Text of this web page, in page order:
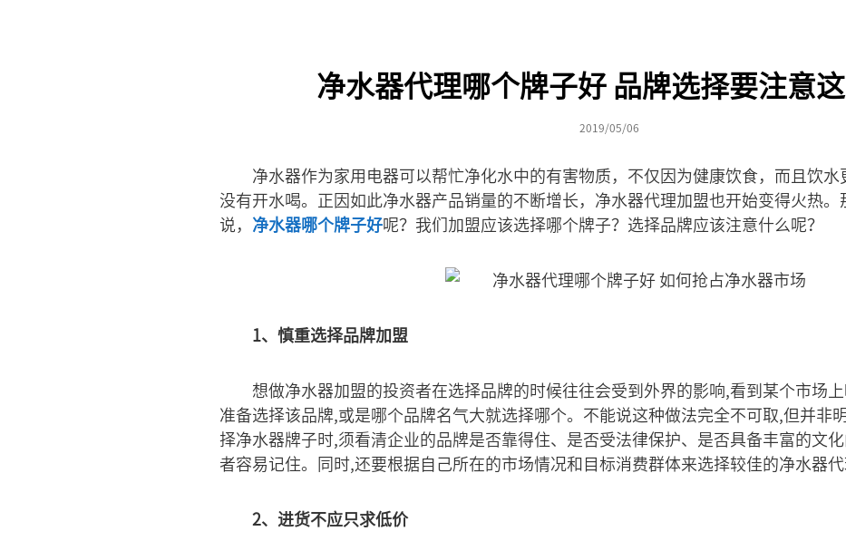
净水器代理哪个牌子好 品牌选择要注意
2019/05/06
净水器作为家用电器可以帮忙净化水中的有害物质，不仅因为健康饮食，而且饮
没有开水喝。正因如此净水器产品销量的不断增长，净水器代理加盟也开始变得火热
说， 净水器哪个牌子好呢？我们加盟应该选择哪个牌子？选择品牌应该注意什么呢？
1、慎重选择品牌加盟
想做净水器加盟的投资者在选择品牌的时候往往会受到外界的影响,看到某个市场
准备选择该品牌,或是哪个品牌名气大就选择哪个。不能说这种做法完全不可取,但并非
择净水器牌子时,须看清企业的品牌是否靠得住、是否受法律保护、是否具备丰富的文
者容易记住。同时,还要根据自己所在的市场情况和目标消费群体来选择较佳的净水器代
2、进货不应只求低价